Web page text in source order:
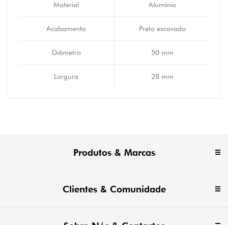
Material Alumínio
Acabamento Preto escovado
Diâmetro 50 mm
Largura 28 mm
Produtos & Marcas
Clientes & Comunidade